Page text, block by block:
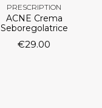
PRESCRIPTION
ACNE Crema
Seboregolatrice
€29.00